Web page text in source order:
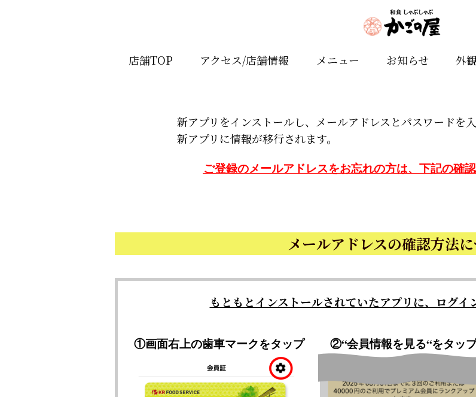
店舗TOP アクセス/店舗情報 メニュー お知らせ 外
新アプリをインストールし、メールアドレスとパスワードを
新アプリに情報が移行されます。
ご登録のメールアドレスをお忘れの方は、下記の確
メールアドレスの確認方法
もともとインストールされていたアプリに、ログイ
①画面右上の歯車マークをタップ ②“会員情報を見る“をタッ